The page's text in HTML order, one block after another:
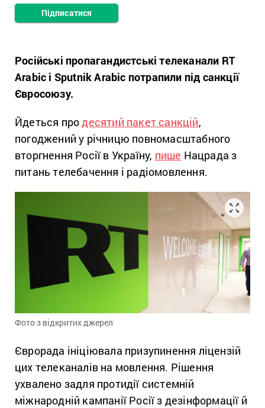
Підписатися
Російські пропагандистські телеканали RT
Arabic і Sputnik Arabic потрапили під санкції
Євросоюзу.
Йдеться продесятий пакет санкцій,
погоджений у річницю повномасштабного
вторгнення Росії в Україну, пише Нацрада з
питань телебачення і радіомовлення.
Фото з відкритих джерел
Єврорада ініціювала призупинення ліцензій
цих телеканалів на мовлення. Рішення
ухвалено задля протидії системній
міжнародній кампанії Росії з дезінформації й